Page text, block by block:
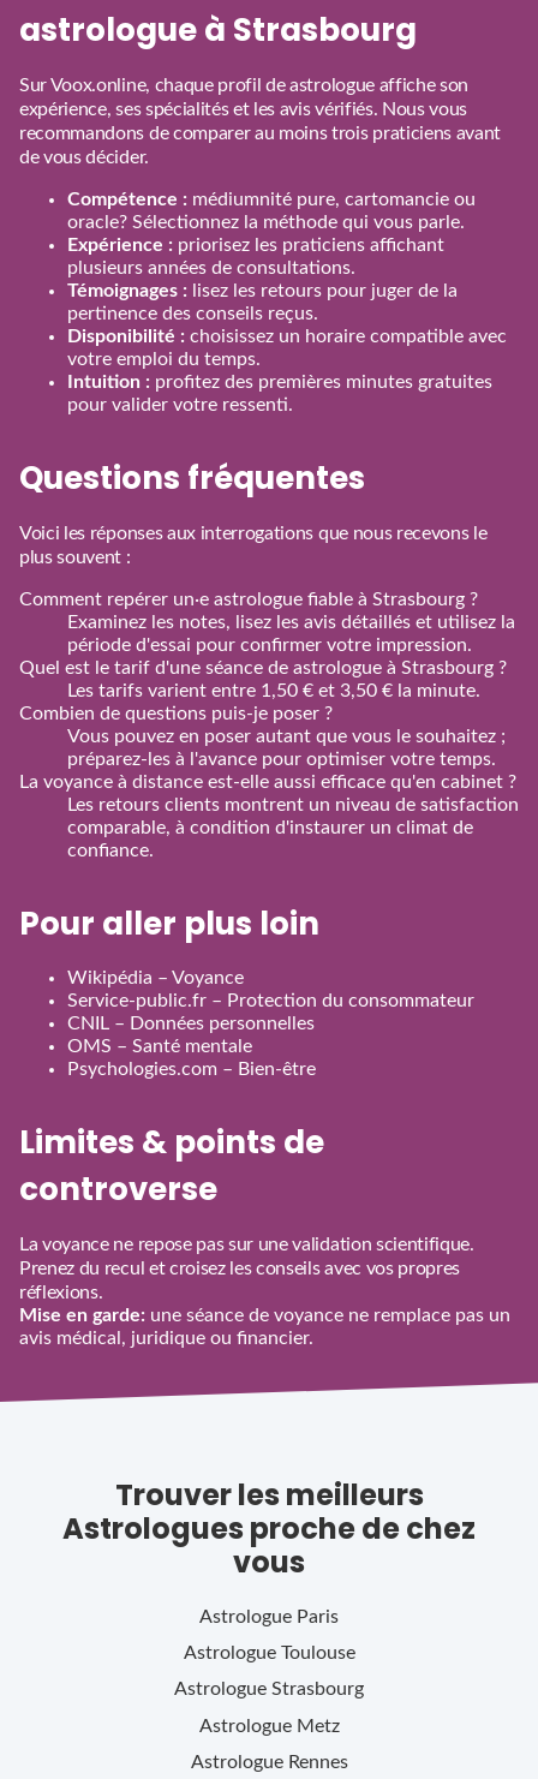
astrologue à Strasbourg
Sur Voox.online, chaque profil de astrologue affiche son
expérience, ses spécialités et les avis vérifiés. Nous vous
recommandons de comparer au moins trois praticiens avant
de vous décider.
Compétence : médiumnité pure, cartomancie ou
oracle? Sélectionnez la méthode qui vous parle.
Expérience : priorisez les praticiens affichant
plusieurs années de consultations.
Témoignages : lisez les retours pour juger de la
pertinence des conseils reçus.
Disponibilité : choisissez un horaire compatible avec
votre emploi du temps.
Intuition : profitez des premières minutes gratuites
pour valider votre ressenti.
Questions fréquentes
Voici les réponses aux interrogations que nous recevons le
plus souvent :
Comment repérer un·e astrologue fiable à Strasbourg ?
Examinez les notes, lisez les avis détaillés et utilisez la
période d'essai pour confirmer votre impression.
Quel est le tarif d'une séance de astrologue à Strasbourg ?
Les tarifs varient entre 1,50 € et 3,50 € la minute.
Combien de questions puis‑je poser ?
Vous pouvez en poser autant que vous le souhaitez ;
préparez‑les à l'avance pour optimiser votre temps.
La voyance à distance est‑elle aussi efficace qu'en cabinet ?
Les retours clients montrent un niveau de satisfaction
comparable, à condition d'instaurer un climat de
confiance.
Pour aller plus loin
Wikipédia – Voyance
Service‑public.fr – Protection du consommateur
CNIL – Données personnelles
OMS – Santé mentale
Psychologies.com – Bien‑être
Limites & points de
controverse
La voyance ne repose pas sur une validation scientifique.
Prenez du recul et croisez les conseils avec vos propres
réflexions.
Mise en garde: une séance de voyance ne remplace pas un
avis médical, juridique ou financier.
Trouver les meilleurs
Astrologues proche de chez
vous
Astrologue Paris
Astrologue Toulouse
Astrologue Strasbourg
Astrologue Metz
Astrologue Rennes